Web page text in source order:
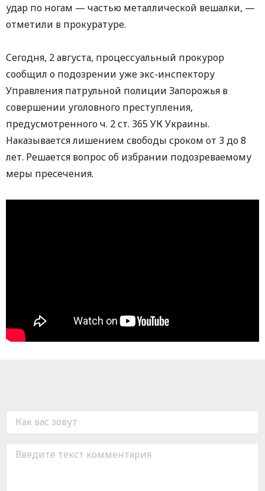
удар по ногам — частью металлической вешалки, —
отметили в прокуратуре.
Сегодня, 2 августа, процессуальный прокурор
сообщил о подозрении уже экс-инспектору
Управления патрульной полиции Запорожья в
совершении уголовного преступления,
предусмотренного ч. 2 ст. 365 УК Украины.
Наказывается лишением свободы сроком от 3 до 8
лет. Решается вопрос об избрании подозреваемому
меры пресечения.